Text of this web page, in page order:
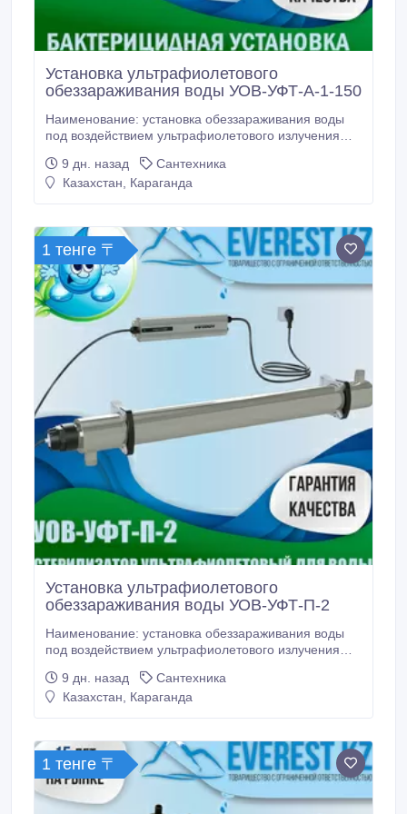
Установка ультрафиолетового
обеззараживания воды УОВ-УФТ-А-1-150
Наименование: установка обеззараживания воды
под воздействием ультрафиолетового излучения
документы, которым соответствуют
изготавливаемые изделия: Технические условия ТУ
№RU.77.99.32.013.Е.005210.03.12 Сертификат.
9 дн. назад
Сантехника
Казахстан, Караганда
1 тенге 〒
Установка ультрафиолетового
обеззараживания воды УОВ-УФТ-П-2
Наименование: установка обеззараживания воды
под воздействием ультрафиолетового излучения
документы, которым соответствуют
изготавливаемые изделия: 1.Технические условия
9 дн. назад
Сантехника
Казахстан, Караганда
1 тенге 〒